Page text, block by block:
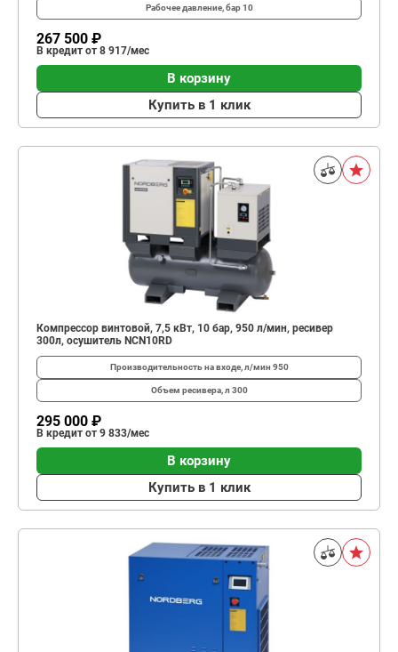
Рабочее давление, бар10
267 500 ₽
В кредит от 8 917/мес
В корзину
Купить в 1 клик
Компрессор винтовой, 7,5 кВт, 10 бар, 950 л/мин, ресивер
300л, осушитель NCN10RD
Производительность на входе, л/мин 950
Объем ресивера, л 300
295 000 ₽
В кредит от 9 833/мес
В корзину
Купить в 1 клик